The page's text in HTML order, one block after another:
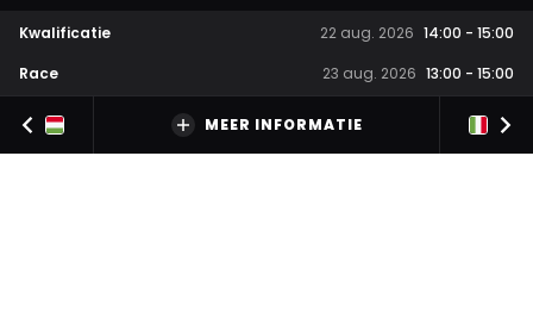
Kwalificatie 22 aug. 2026 14:00 - 15:00
Race
23 aug. 2026 13:00 - 15:00
MEER INFORMATIE